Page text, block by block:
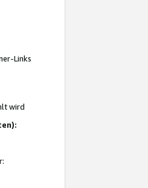
Links
wird